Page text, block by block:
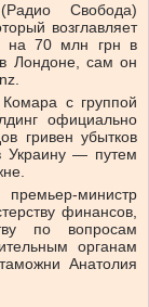
Свобода)
возглавляет
на 70 млн грн в
Лондоне, сам он
с группой
официально
гривен убытков
Украину — путем
министр
финансов,
по вопросам
органам
Анатолия